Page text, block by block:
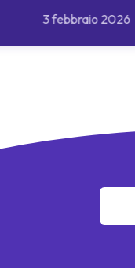
3 febbraio 2026